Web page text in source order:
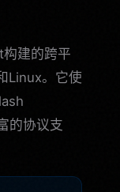
构建的跨平
Linux。它使
的协议支